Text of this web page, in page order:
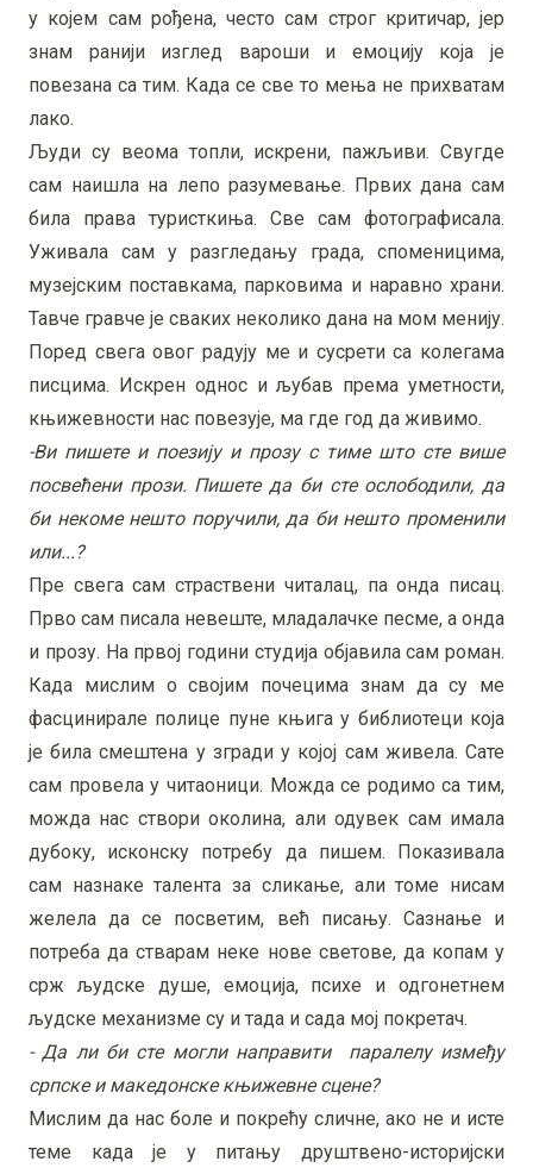
у којем сам рођена, често сам строг критичар, јер
знам ранији изглед вароши и емоцију која је
повезана са тим. Када се све то мења не прихватам
лако.
Људи су веома топли, искрени, пажљиви. Свугде
сам наишла на лепо разумевање. Првих дана сам
била права туристкиња. Све сам фотографисала.
Уживала сам у разгледању града, споменицима,
музејским поставкама, парковима и наравно храни.
Тавче гравче је сваких неколико дана на мом менију.
Поред свега овог радују ме и сусрети са колегама
писцима. Искрен однос и љубав према уметности,
књижевности нас повезује, ма где год да живимо.
-Ви пишете и поезију и прозу с тиме што сте више
посвећени прози. Пишете да би сте ослободили, да
би некоме нешто поручили, да би нешто променили
или...?
Пре свега сам страствени читалац, па онда писац.
Прво сам писала невеште, младалачке песме, а онда
и прозу. На првој години студија објавила сам роман.
Када мислим о својим почецима знам да су ме
фасцинирале полице пуне књига у библиотеци која
је била смештена у згради у којој сам живела. Сате
сам провела у читаоници. Можда се родимо са тим,
можда нас створи околина, али одувек сам имала
дубоку, исконску потребу да пишем. Показивала
сам назнаке талента за сликање, али томе нисам
желела да се посветим, већ писању. Сазнање и
потреба да стварам неке нове светове, да копам у
срж људске душе, емоција, психе и одгонетнем
људске механизме су и тада и сада мој покретач.
- Да ли би сте могли направити паралелу између
српске и македонске књижевне сцене?
Мислим да нас боле и покрећу сличне, ако не и исте
теме када је у питању друштвено-историјски